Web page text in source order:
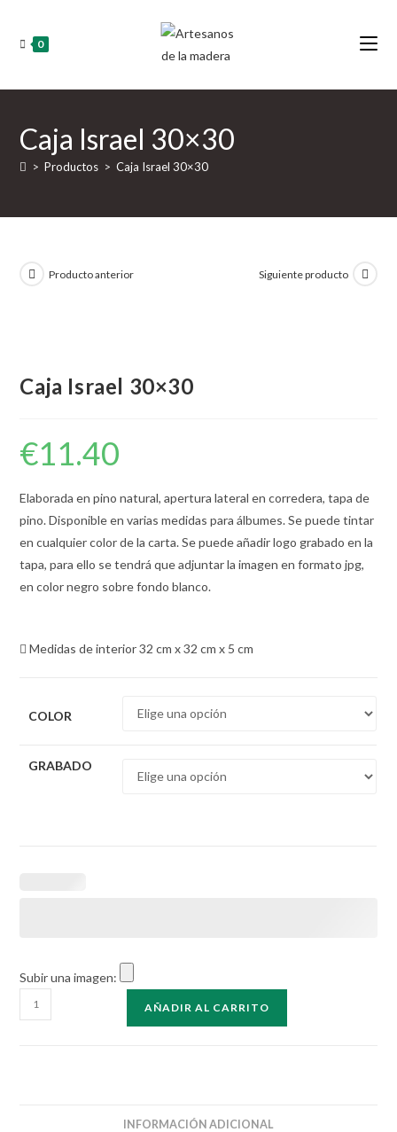
contenido
0
Caja Israel 30×30
> Productos > Caja Israel 30×30
Producto anterior Siguiente producto
Caja Israel 30×30
€11.40
Elaborada en pino natural, apertura lateral en corredera, tapa de
pino. Disponible en varias medidas para álbumes. Se puede tintar
en cualquier color de la carta. Se puede añadir logo grabado en la
tapa, para ello se tendrá que adjuntar la imagen en formato jpg,
en color negro sobre fondo blanco.
Medidas de interior 32 cm x 32 cm x 5 cm
COLOR
GRABADO
Subir una imagen:
Caja
Israel
AÑADIR AL CARRITO
INFORMACIÓN ADICIONAL